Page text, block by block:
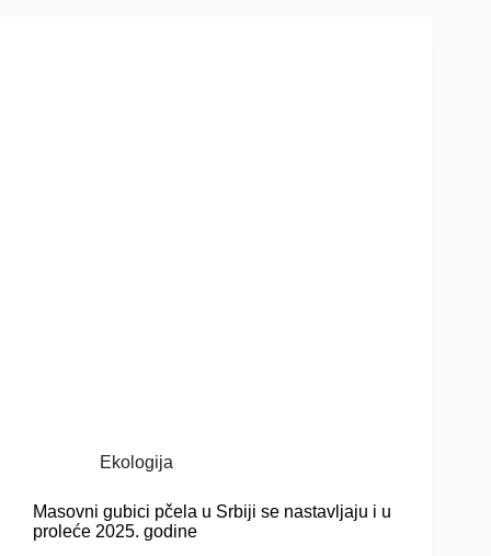
Ekologija
Masovni gubici pčela u Srbiji se nastavljaju i u
proleće 2025. godine